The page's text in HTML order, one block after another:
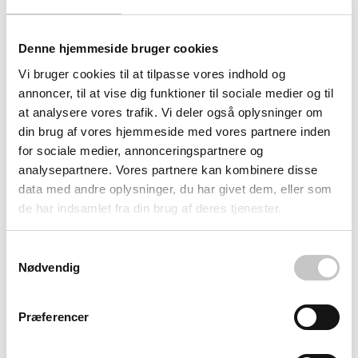
Denne hjemmeside bruger cookies
Vi bruger cookies til at tilpasse vores indhold og
annoncer, til at vise dig funktioner til sociale medier og til
at analysere vores trafik. Vi deler også oplysninger om
din brug af vores hjemmeside med vores partnere inden
for sociale medier, annonceringspartnere og
analysepartnere. Vores partnere kan kombinere disse
data med andre oplysninger, du har givet dem, eller som
de har indsamlet fra din brug af deres tjenester.
Nødvendig
Præferencer
Dokumenterede resultater i praksis
DropBucket leverer målbare forbedringer: Op til 75%
mindre tid til opsætning og op til 30% mindre tid til
oprydning sammenlignet med traditionelle løsninger. Ved
events reduceres henkastet affald med op til 25%, hvilket
sikrer renere venues og bedre affaldssortering.
De 50 stativer leveres i 5 praktiske bundter af 10 stk., og
kan foldes sammen for optimal transport og
skovbrug og den minimale CO2-påvirkning gør dette til det